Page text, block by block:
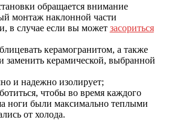
обращается внимание
монтаж наклонной части
в случае если вы может засориться
керамогранитом, а также
заменить керамической, выбранной
и надежно изолирует;
чтобы во время каждого
ноги были максимально теплыми
от холода.